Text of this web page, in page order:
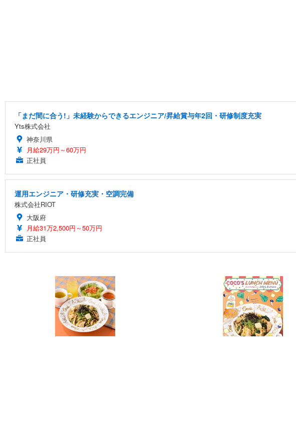
「まだ間に合う!」未経験からできるエンジニア/昇給賞与年2回・研修制度充実
Yts株式会社
神奈川県
月給29万円～60万円
正社員
運用エンジニア・研修充実・空調完備
株式会社RIOT
大阪府
月給31万2,500円～50万円
正社員